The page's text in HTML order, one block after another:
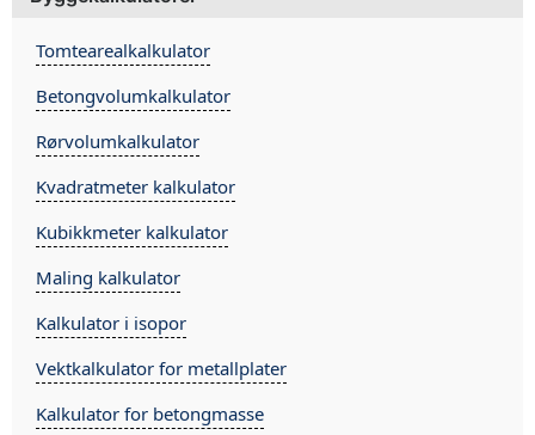
Tomtearealkalkulator
Betongvolumkalkulator
Rørvolumkalkulator
Kvadratmeter kalkulator
Kubikkmeter kalkulator
Maling kalkulator
Kalkulator i isopor
Vektkalkulator for metallplater
Kalkulator for betongmasse